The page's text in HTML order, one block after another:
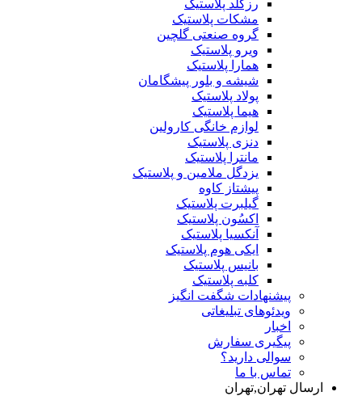
رزگلد پلاستیک
مشکات پلاستیک
گروه صنعتی گلچین
ویرو پلاستیک
همارا پلاستیک
شیشه و بلور پیشگامان
پولاد پلاستیک
هیما پلاستیک
لوازم خانگی کارولین
دنزی پلاستیک
مانترا پلاستیک
یزدگل ملامین و پلاستیک
پیشتاز کاوه
گیلبرت پلاستیک
اکسُون پلاستیک
آنکسیا پلاستیک
ایکی هوم پلاستیک
بانیس پلاستیک
کلبه پلاستیک
پیشنهادات شگفت انگیز
ویدئوهای تبلیغاتی
اخبار
پیگیری سفارش
سوالی دارید؟
تماس با ما
ارسال تهران,تهران